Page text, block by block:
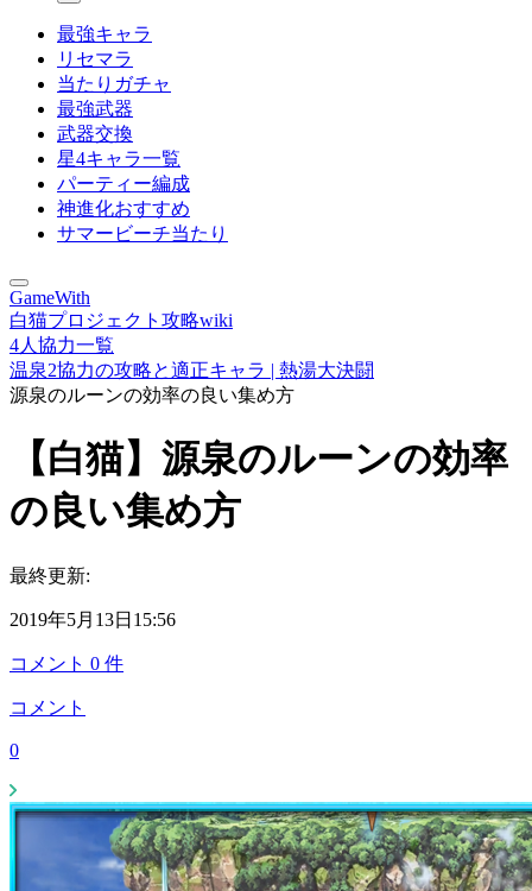
最強キャラ
リセマラ
当たりガチャ
最強武器
武器交換
星4キャラ一覧
パーティー編成
神進化おすすめ
サマービーチ当たり
GameWith
白猫プロジェクト攻略wiki
4人協力一覧
温泉2協力の攻略と適正キャラ | 熱湯大決闘
源泉のルーンの効率の良い集め方
【白猫】源泉のルーンの効率
の良い集め方
最終更新:
2019年5月13日15:56
コメント 0 件
コメント
0